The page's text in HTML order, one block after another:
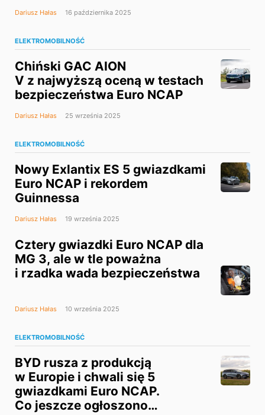
Dariusz Hałas 16 października 2025
ELEKTROMOBILNOŚĆ
Chiński GAC AION
V z najwyższą oceną w testach
bezpieczeństwa Euro NCAP
Dariusz Hałas 25 września 2025
ELEKTROMOBILNOŚĆ
Nowy Exlantix ES 5 gwiazdkami
Euro NCAP i rekordem
Guinnessa
Dariusz Hałas 19 września 2025
Cztery gwiazdki Euro NCAP dla
MG 3, ale w tle poważna
i rzadka wada bezpieczeństwa
Dariusz Hałas 10 września 2025
ELEKTROMOBILNOŚĆ
BYD rusza z produkcją
w Europie i chwali się 5
gwiazdkami Euro NCAP.
Co jeszcze ogłoszono